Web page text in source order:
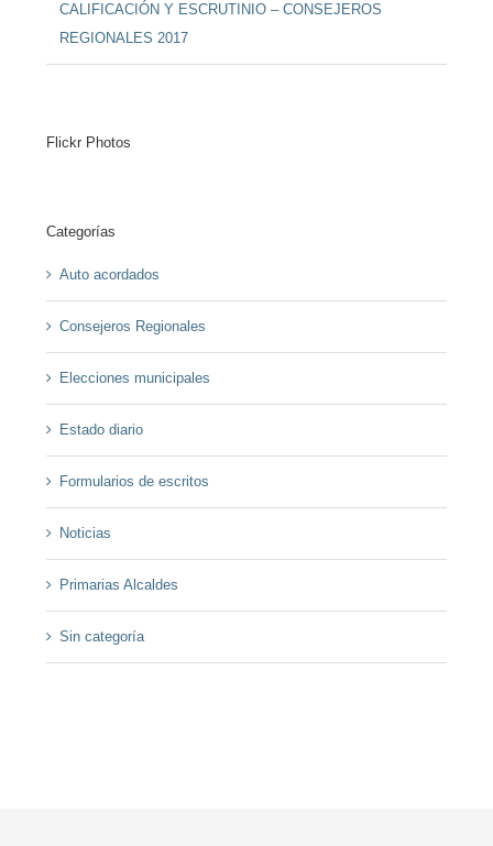
CALIFICACIÓN Y ESCRUTINIO – CONSEJEROS
REGIONALES 2017
Flickr Photos
Categorías
Auto acordados
Consejeros Regionales
Elecciones municipales
Estado diario
Formularios de escritos
Noticias
Primarias Alcaldes
Sin categoría